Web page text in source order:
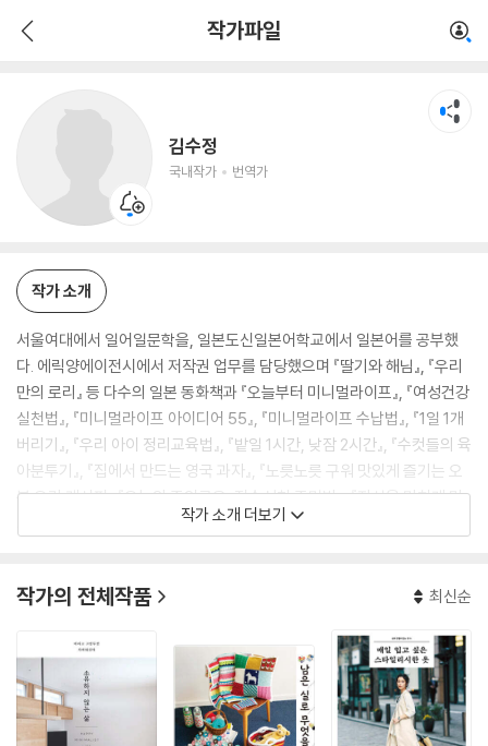
작가파일
김수정
국내작가 번역가
작가 소개
서울여대에서 일어일문학을, 일본도신일본어학교에서 일본어를 공부했
다. 에릭양에이전시에서 저작권 업무를 담당했으며 『딸기와 해님』, 『우리
만의 로리』 등 다수의 일본 동화책과 『오늘부터 미니멀라이프』, 『여성건강
실천법』, 『미니멀라이프 아이디어 55』, 『미니멀라이프 수납법』, 『1일 1개
버리기』, 『우리 아이 정리교육법』, 『밭일 1시간, 낮잠 2시간』, 『수컷들의 육
아분투기』, 『집에서 만드는 영국 과자』, 『노릇노릇 구워 맛있게 즐기는 오
븐 요리 레시피』 『오늘의 주인공은, 진수성찬 주먹밥』, 『자식을 미치게 만
드는 부모들』, 『달지 않이 매일 먹고 싶어지는 구움과자』, 『집에서 만드는
했다.
작가 소개 더보기
작가의 전체작품 최신순